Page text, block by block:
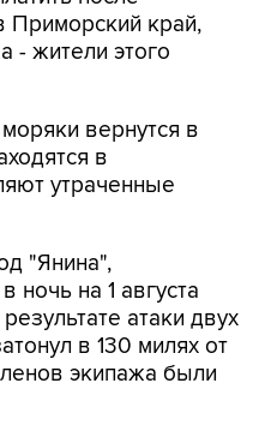
Приморский край,
- жители этого
вернутся в
в
утраченные
"Янина",
ночь на 1 августа
атаки двух
в 130 милях от
экипажа были